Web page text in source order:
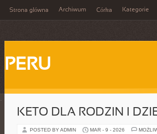
Strona główna Archiwum Córka Kategorie
PERU
KETO DLA RODZIN I
POSTED BY ADMIN MAR - 9 - 2026